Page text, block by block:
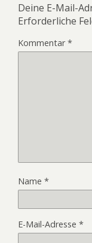
Deine E-Mail-
Erforderliche
Kommentar*
Name *
E-Mail-Adresse *